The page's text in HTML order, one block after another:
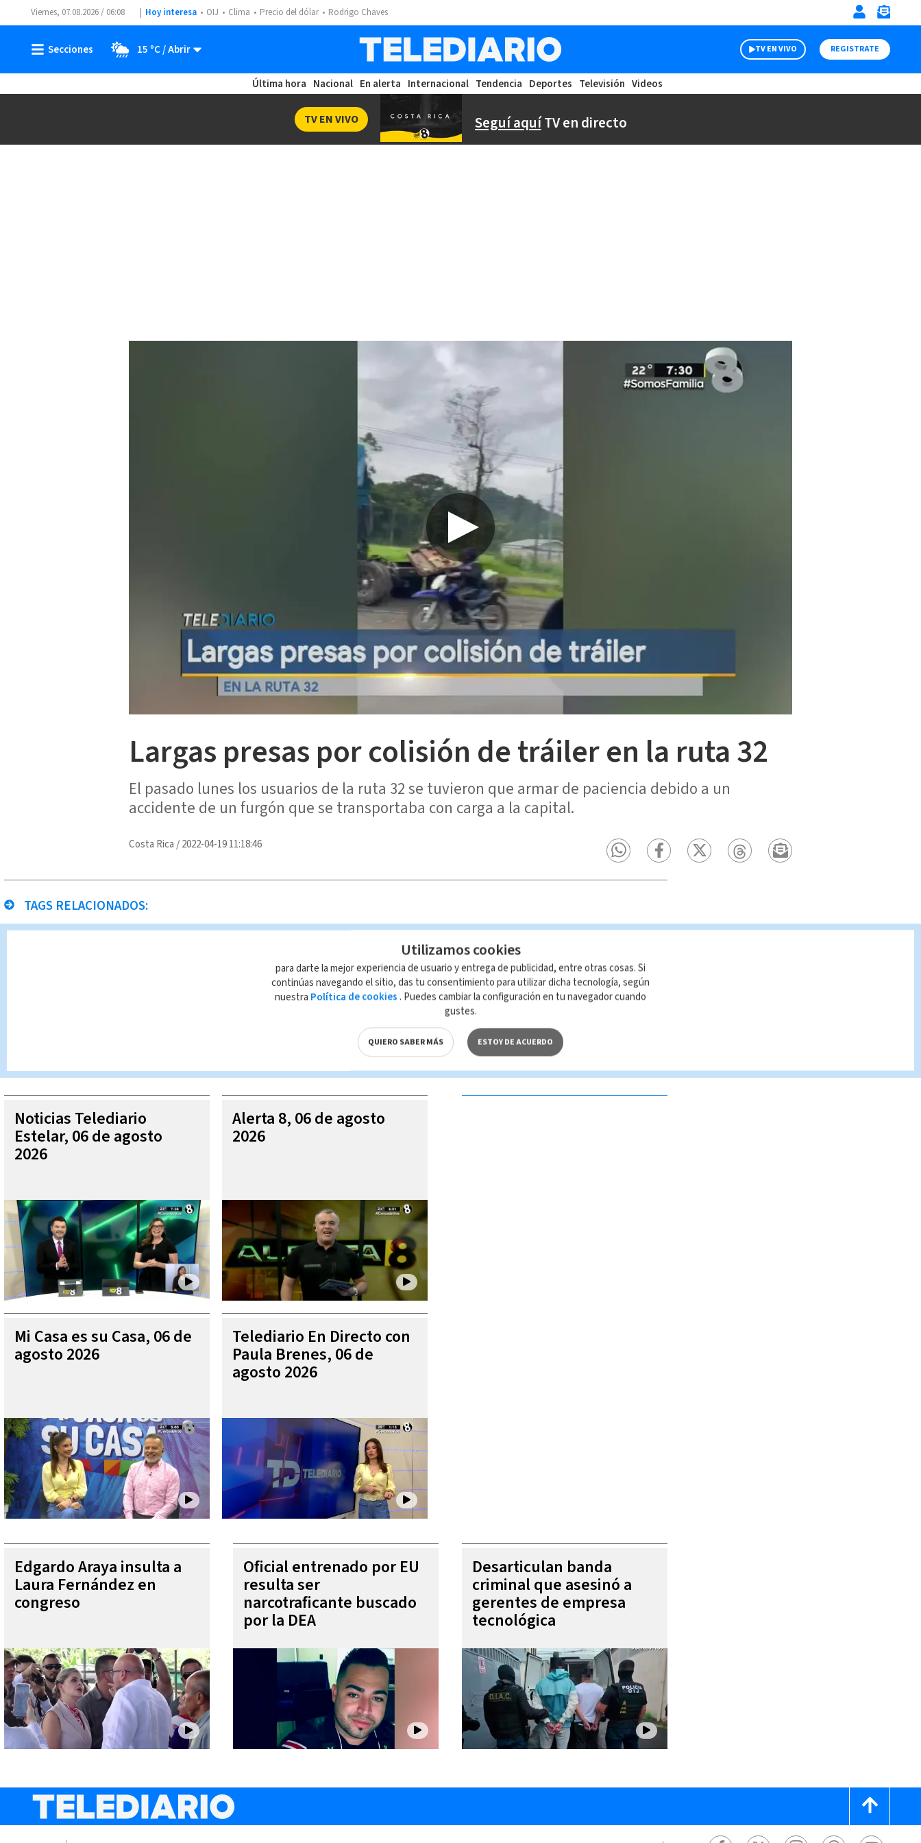
Viernes, 07.08.2026 / 06:08 Hoy interesa OIJ Clima Precio del dólar Rodrigo Chaves
15 ºC TV EN VIVO REGISTRATE
Última hora Nacional En alerta Internacional Tendencia Deportes Televisión Videos
Seguí aquíTV en directo
TV EN VIVO
Largas presas por colisión de tráiler en la ruta 32
El pasado lunes los usuarios de la ruta 32 se tuvieron que armar de paciencia debido a un
accidente de un furgón que se transportaba con carga a la capital.
Costa Rica /2022-04-19 11:18:46
TAGS RELACIONADOS:
Queda prohibida la reproducción total o parcial del contenido de esta página, mismo que es propiedad de TELEDIARIO; su reproducción no
autorizada constituye una infracción y un delito de conformidad con las leyes aplicables.
MÁS VIDEOS
Noticias Telediario
Estelar, 06 de agosto
2026
Alerta 8, 06 de agosto
2026
Mi Casa es su Casa, 06 de
agosto 2026
Telediario En Directo con
Paula Brenes, 06 de
agosto 2026
Edgardo Araya insulta a
Laura Fernández en
congreso
Oficial entrenado por EU
resulta ser
narcotraficante buscado
por la DEA
Desarticulan banda
criminal que asesinó a
gerentes de empresa
tecnológica
Utilizamos cookies
para darte la mejor experiencia de usuario y entrega de publicidad, entre otras cosas. Si
continúas navegando el sitio, das tu consentimiento para utilizar dicha tecnología, según
nuestra Política de cookies . Puedes cambiar la configuración en tu navegador cuando
gustes.
QUIERO SABER MÁS ESTOY DE ACUERDO